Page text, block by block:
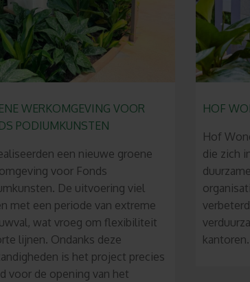
WERKOMGEVING VOOR
PODIUMKUNSTEN
een nieuwe groene
voor Fonds
De uitvoering viel
met een periode van extreme
wat vroeg om flexibiliteit
lijnen. Ondanks deze
is het project precies
voor de opening van het
HOF
Hof
die zich
kantoren.